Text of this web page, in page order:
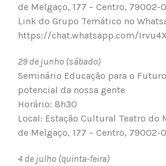
de Melgaço, 177 – Centro, 79002-
Link do Grupo Temático no
https://chat.whatsapp.com/
29 de junho (sábado)
Seminário Educação para o
potencial da nossa gente
Horário: 8h30
Local: Estação Cultural Teatro do
de Melgaço, 177 – Centro, 79002-
4 de julho (quinta-feira)